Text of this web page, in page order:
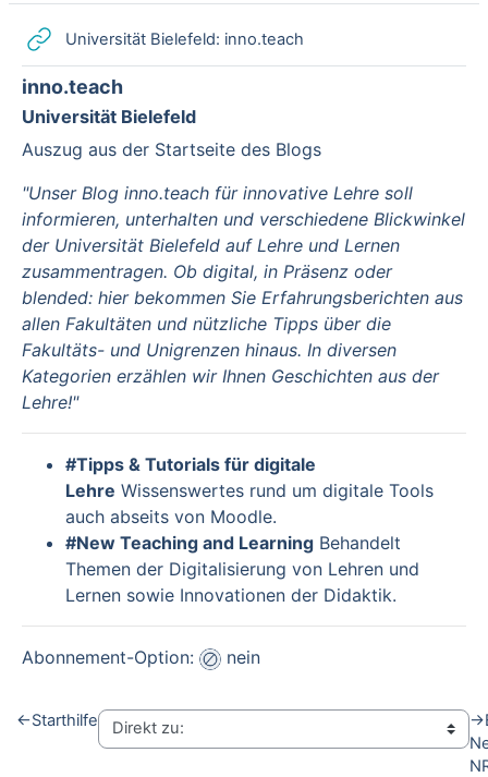
Universität Bielefeld: inno.teach
inno.teach
Universität Bielefeld
Auszug aus der Startseite des Blogs
"Unser Blog inno.teach für innovative Lehre soll
informieren, unterhalten und verschiedene Blickwinkel
der Universität Bielefeld auf Lehre und Lernen
zusammentragen. Ob digital, in Präsenz oder
blended: hier bekommen Sie Erfahrungsberichten aus
allen Fakultäten und nützliche Tipps über die
Fakultäts-​ und Unigrenzen hinaus. In diversen
Kategorien erzählen wir Ihnen Geschichten aus der
Lehre!"
#Tipps & Tutorials für digitale
Lehre Wissenswertes rund um digitale Tools
auch abseits von Moodle.
#New Teaching and Learning Behandelt
Themen der Digitalisierung von Lehren und
Lernen sowie Innovationen der Didaktik.
Abonnement-Option: nein
←Starthilfe →